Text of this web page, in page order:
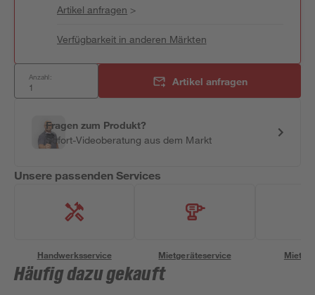
Artikel anfragen >
Verfügbarkeit in anderen Märkten
Anzahl: Artikel anfragen
Fragen zum Produkt?
Sofort-Videoberatung aus dem Markt
Unsere passenden Services
Handwerksservice Mietgeräteservice
Häufig dazu gekauft